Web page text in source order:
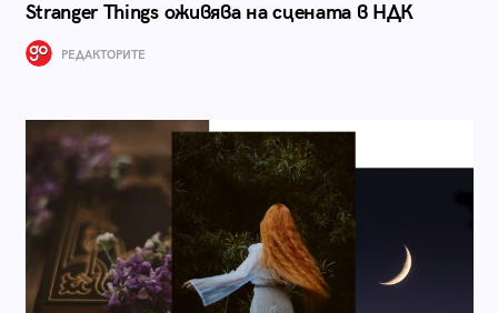
Stranger Things оживява на сцената в НДК
РЕДАКТОРИТЕ